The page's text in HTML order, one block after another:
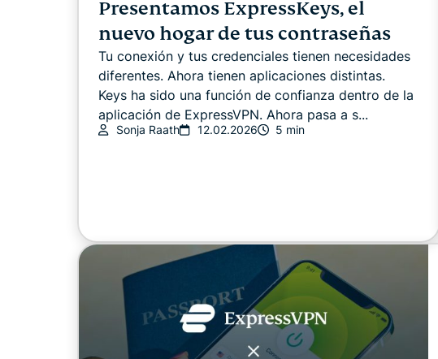
Presentamos ExpressKeys, el
nuevo hogar de tus contraseñas
Tu conexión y tus credenciales tienen necesidades
diferentes. Ahora tienen aplicaciones distintas.
Keys ha sido una función de confianza dentro de la
aplicación de ExpressVPN. Ahora pasa a s...
Sonja Raath 12.02.2026 5 min